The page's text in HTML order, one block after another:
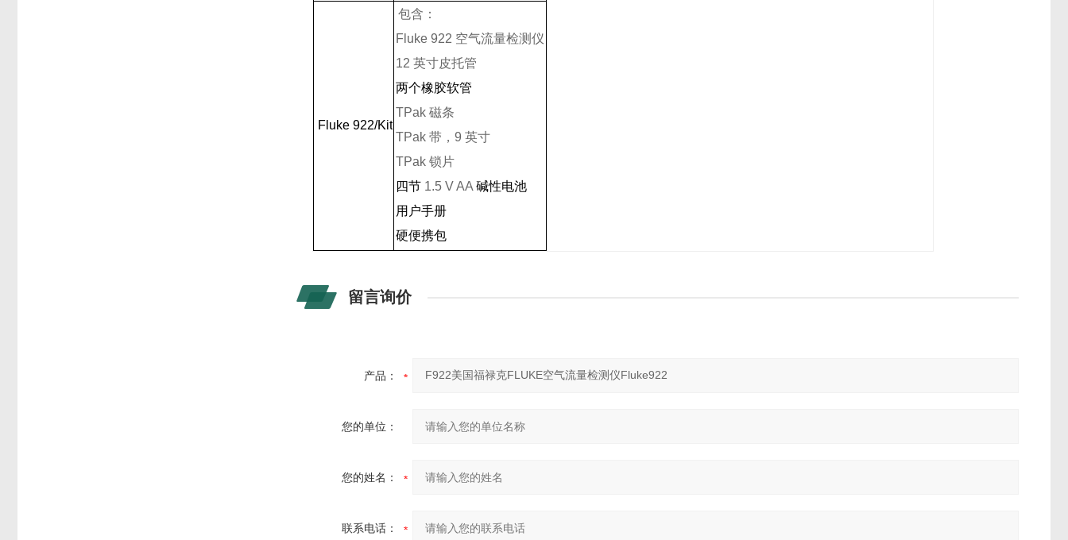
Fluke 922/Kit
包含：
Fluke 922 空气流量检测仪
12英寸皮托管
两个橡胶软管
TPak磁条
TPak带，9英寸
TPak锁片
四节 1.5 V AA碱性电池
用户手册
硬便携包
留言询价
产品：
您的单位：
您的姓名：
联系电话：